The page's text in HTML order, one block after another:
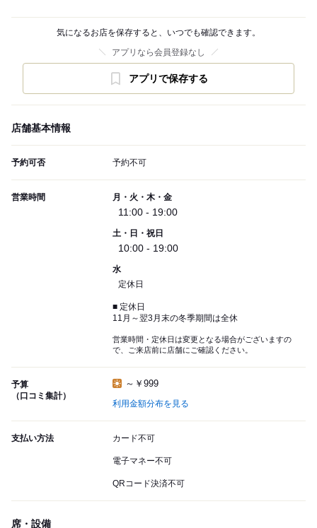
気になるお店を保存すると、いつでも確認できます。
アプリなら会員登録なし
アプリで保存する
店舗基本情報
予約可否 予約不可
営業時間 月・火・木・金
11:00 - 19:00
土・日・祝日
10:00 - 19:00
水
定休日
■ 定休日
11月～翌3月末の冬季期間は全休
営業時間・定休日は変更となる場合がございますの
で、ご来店前に店舗にご確認ください。
予算
（口コミ集計）
～￥999
利用金額分布を見る
支払い方法 カード不可
電子マネー不可
QRコード決済不可
席・設備